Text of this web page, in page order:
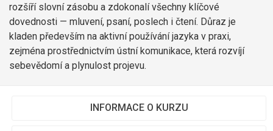
rozšíří slovní zásobu a zdokonalí všechny klíčové
dovednosti — mluvení, psaní, poslech i čtení. Důraz je
kladen především na aktivní používání jazyka v praxi,
zejména prostřednictvím ústní komunikace, která rozvíjí
sebevědomí a plynulost projevu.
INFORMACE O KURZU